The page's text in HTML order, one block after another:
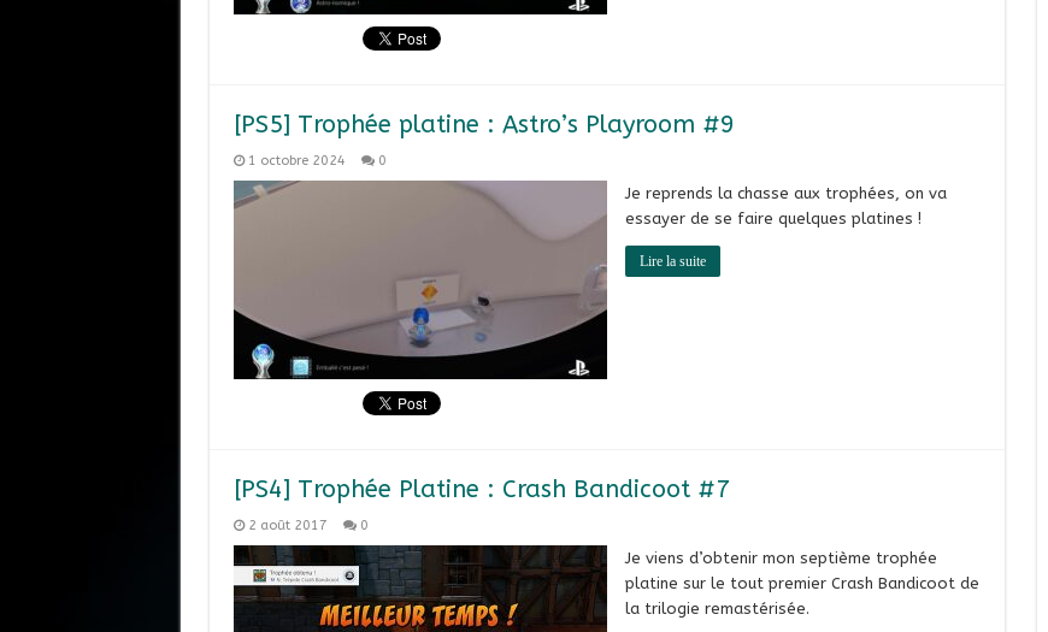
[PS5] Trophée platine : Astro’s Playroom #9
1 octobre 2024 0
Je reprends la chasse aux trophées, on va
essayer de se faire quelques platines !
Lire la suite
[PS4] Trophée Platine : Crash Bandicoot #7
2 août 2017 0
Je viens d’obtenir mon septième trophée
platine sur le tout premier Crash Bandicoot de
la trilogie remastérisée.